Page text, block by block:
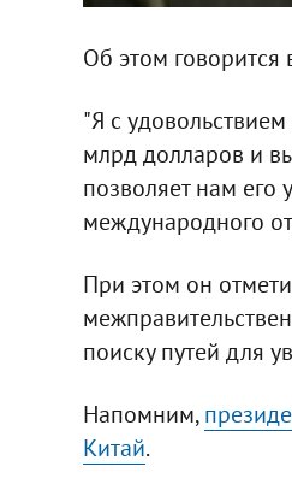
Об этом
"Я с
млрд долларов и
позволяет нам его
международного
При этом он
поиску путей для
Напомним,
Китай.